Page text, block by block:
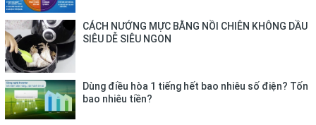
CÁCH NƯỚNG MỰC BẰNG NỒI CHIÊN KHÔNG DẦU
SIÊU DỄ SIÊU NGON
Dùng điều hòa 1 tiếng hết bao nhiêu số điện? Tốn
bao nhiêu tiền?